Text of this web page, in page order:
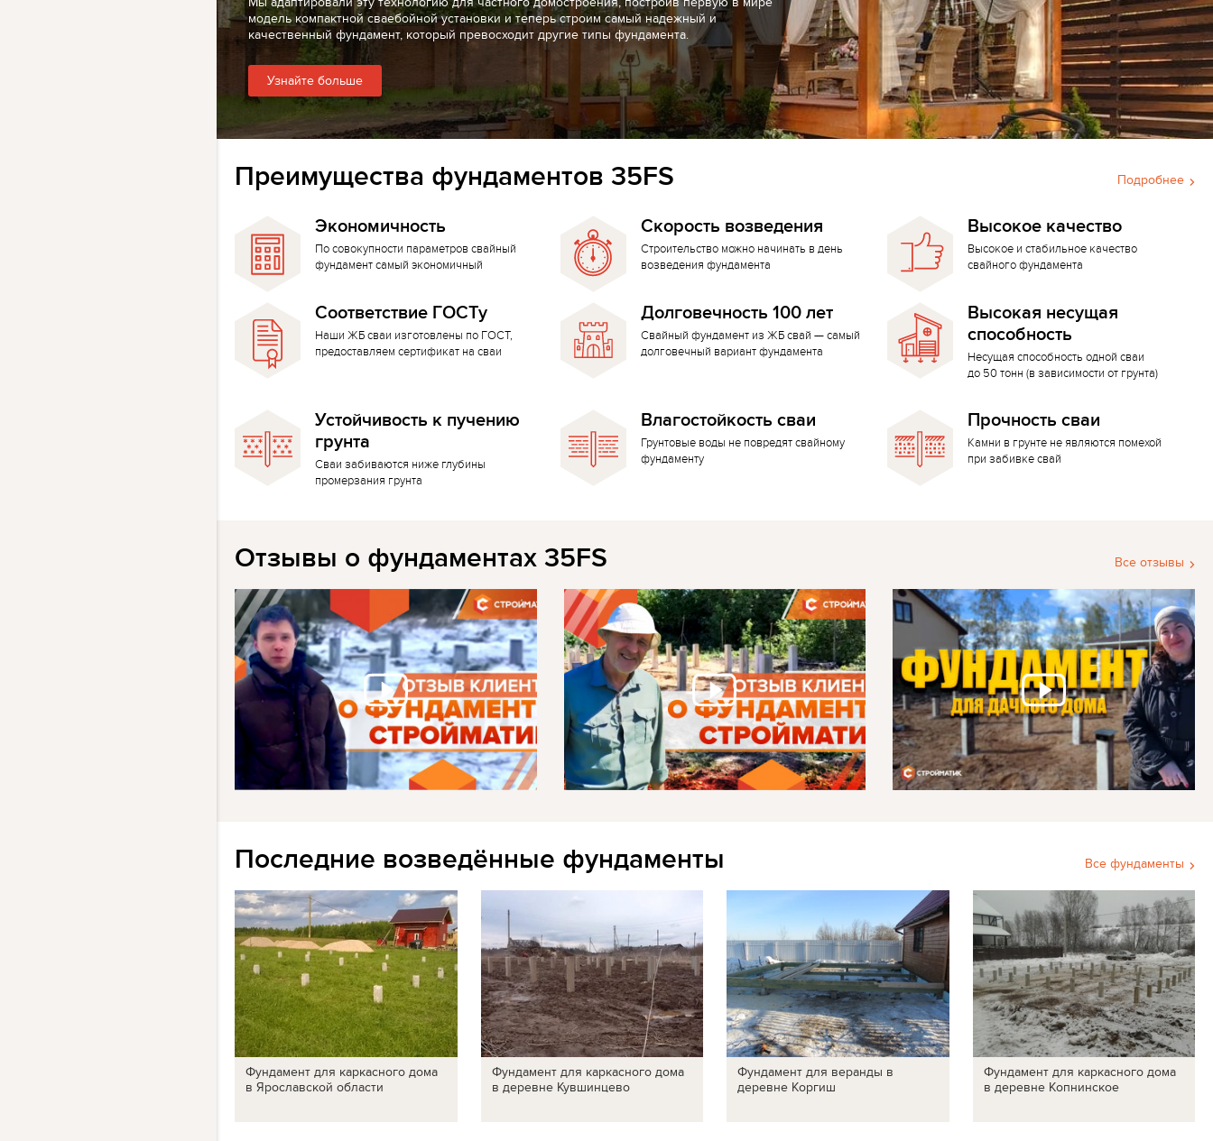
модель компактной сваебойной установки и теперь строим самый надежный и
качественный фундамент, который превосходит другие типы фундамента.
Узнайте больше
Подробнее
Преимущества фундаментов 35FS
Экономичность
По совокупности параметров свайный
фундамент самый экономичный
Скорость возведения
Строительство можно начинать в день
возведения фундамента
Высокое качество
Высокое и стабильное качество
свайного фундамента
Соответствие ГОСТу
Наши ЖБ сваи изготовлены по ГОСТ,
предоставляем сертификат на сваи
Долговечность 100 лет
Свайный фундамент из ЖБ свай — самый
долговечный вариант фундамента
Высокая несущая
способность
Несущая способность одной сваи
до 50 тонн (в зависимости от грунта)
Устойчивость к пучению
грунта
Сваи забиваются ниже глубины
промерзания грунта
Влагостойкость сваи
Грунтовые воды не повредят свайному
фундаменту
Прочность сваи
Камни в грунте не являются помехой
при забивке свай
Все отзывы
Отзывы о фундаментах 35FS
Все фундаменты
Последние возведённые фундаменты
Фундамент для каркасного дома
в Ярославской области
Фундамент для каркасного дома
в деревне Кувшинцево
Фундамент для веранды в
деревне Коргиш
Фундамент для каркасного дома
в деревне Копнинское